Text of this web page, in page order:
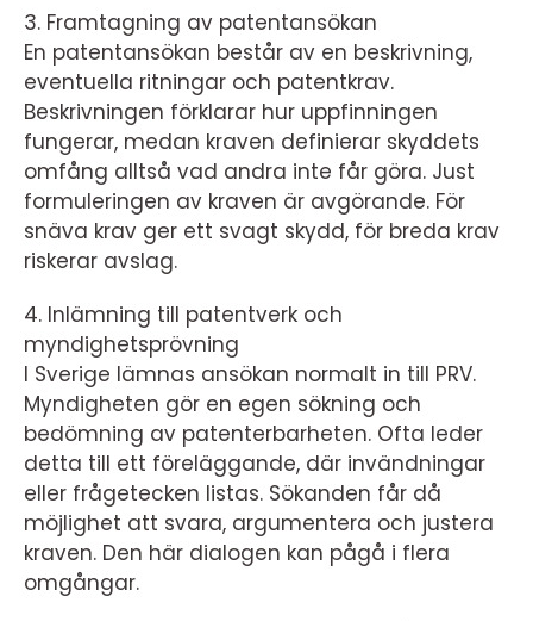
3. Framtagning av patentansökan
En patentansökan består av en beskrivning,
eventuella ritningar och patentkrav.
Beskrivningen förklarar hur uppfinningen
fungerar, medan kraven definierar skyddets
omfång alltså vad andra inte får göra. Just
formuleringen av kraven är avgörande. För
snäva krav ger ett svagt skydd, för breda krav
riskerar avslag.
4. Inlämning till patentverk och
myndighetsprövning
I Sverige lämnas ansökan normalt in till PRV.
Myndigheten gör en egen sökning och
bedömning av patenterbarheten. Ofta leder
detta till ett föreläggande, där invändningar
eller frågetecken listas. Sökanden får då
möjlighet att svara, argumentera och justera
kraven. Den här dialogen kan pågå i flera
omgångar.